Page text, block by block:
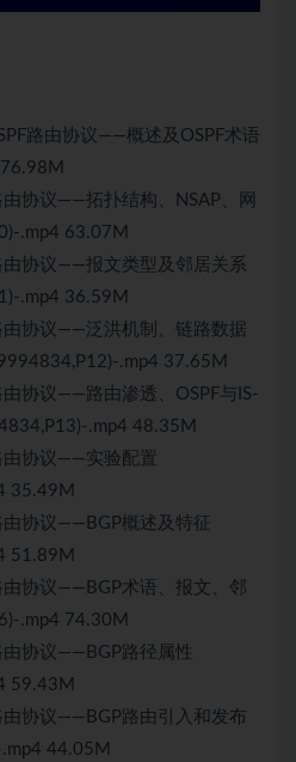
路由协议——概述及OSPF术语
协议——拓扑结构、NSAP、网
.mp4 63.07M
协议——报文类型及邻居关系
.mp4 36.59M
协议——泛洪机制、链路数据
.mp4 37.65M
协议——路由渗透、OSPF与IS-
.mp4 48.35M
协议——实验配置
35.49M
协议——BGP概述及特征
51.89M
协议——BGP术语、报文、邻
.mp4 74.30M
协议——BGP路径属性
59.43M
协议——BGP路由引入和发布
44.05M